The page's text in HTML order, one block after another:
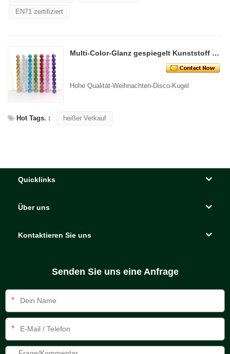
EN71 zertifiziert
Multi-Color-Glanz gespiegelt Kunststoff Disco-Kugel Christbaumschmuck
Hohe Qualität-Weihnachten-Disco-Kugel
Hot Tags. : heißer Verkauf
Quicklinks
Über uns
Kontaktieren Sie uns
Senden Sie uns eine Anfrage
*
*